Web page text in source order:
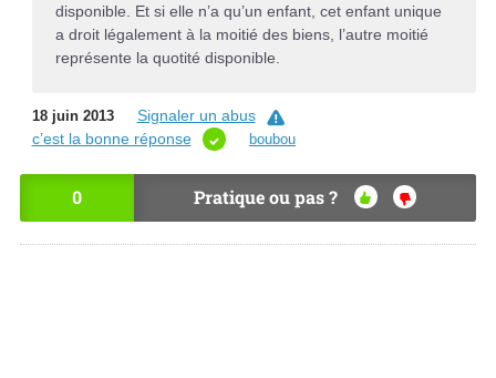
disponible. Et si elle n’a qu’un enfant, cet enfant unique
a droit légalement à la moitié des biens, l’autre moitié
représente la quotité disponible.
18 juin 2013
Signaler un abus
c’est la bonne réponse
boubou
0 Pratique ou pas ?
OU
I
NO